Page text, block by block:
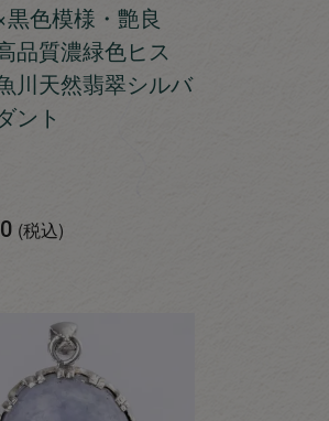
黒色模様・艶良
品質濃緑色ヒス
川天然翡翠シルバ
ント
税込